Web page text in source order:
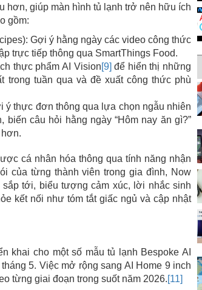
hơn, giúp màn hình tủ lạnh trở nên hữu ích
gồm:
Gợi ý hằng ngày các video công thức
trực tiếp thông qua SmartThings Food.
thực phẩm AI Vision [9] để hiển thị những
tuần qua và đề xuất công thức phù
ý thực đơn thông qua lựa chọn ngẫu nhiên
câu hỏi hằng ngày “Hôm nay ăn gì?”
cá nhân hóa thông qua tính năng nhận
của từng thành viên trong gia đình, Now
tới, biểu tượng cảm xúc, lời nhắc sinh
kết nối như tóm tắt giấc ngủ và cập nhật
khai cho một số mẫu tủ lạnh Bespoke AI
5. Việc mở rộng sang AI Home 9 inch
từng giai đoạn trong suốt năm 2026. [11]